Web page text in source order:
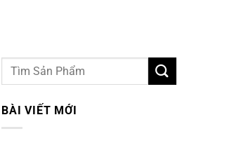
BÀI VIẾT MỚI